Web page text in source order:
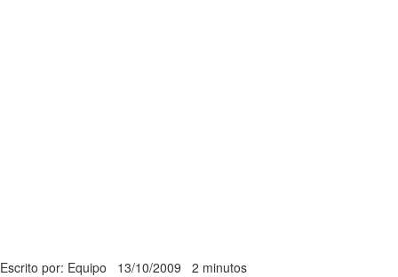
Escrito por: Equipo 13/10/2009 2 minutos